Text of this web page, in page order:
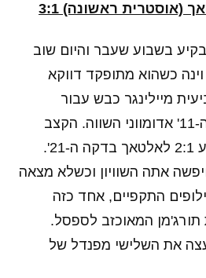
(אוסטרית ראשונה) 3:1
בשבוע שעבר והיום שוב
כשהוא מתופקד דווקא
מיילינגר כבש עבור
המארחת אבל בדקה ה-11' אדומווני השווה. הקצב
הנהדר נמשך ונצר קבע 2:1 לאלטאך בדקה ה-21'.
אתה השוויון וכשלא מצאה
התקפיים, אחד כזה
את תורג'מן המאוכזב לספסל.
נעצה את השלישי מפנדל של